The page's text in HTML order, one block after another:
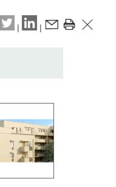
| |